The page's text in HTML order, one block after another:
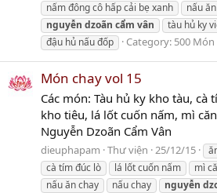
nấm đông cô hấp cải bẹ xanh
nấu
nguyễn dzoãn cẩm vân tàu hủ ky
đậu hủ nấu đốp
Category: 500
Món chay vol 15
Các món: Tàu hủ ky kho tàu, cà
kho tiêu, lá lốt cuốn nấm, mì
Nguyễn Dzoãn Cẩm Vân
dieuphapam Thư viện 25/12/15
cà tím đúc lò
lá lốt cuốn nấm mì
nấu ăn chay
nấu chay nguyễn